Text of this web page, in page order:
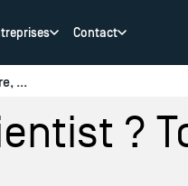
...
?
Contact